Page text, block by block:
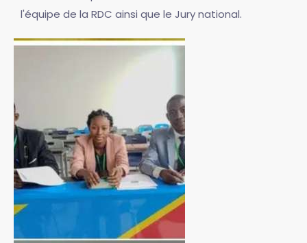
l'équipe de la RDC ainsi que le Jury national.